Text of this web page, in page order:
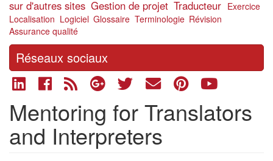
sur d'autres sites Gestion de projet Traducteur Exercice
Localisation Logiciel Glossaire Terminologie Révision
Assurance qualité
Réseaux sociaux
Mentoring for Translators
and Interpreters